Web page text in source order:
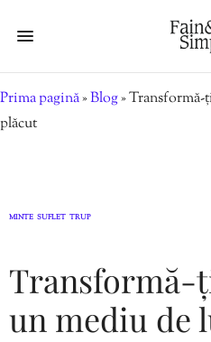
Prima pagină»Blog»
plăcut
MINTE SUFLET TRUP
un mediu de